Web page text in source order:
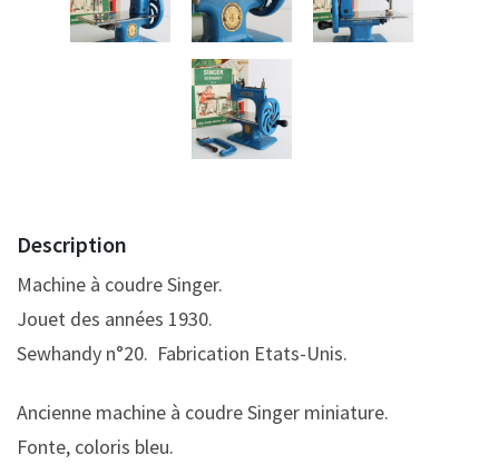
Description
Machine à coudre Singer.
Jouet des années 1930.
Sewhandy n°20. Fabrication Etats-Unis.
Ancienne machine à coudre Singer miniature.
Fonte, coloris bleu.